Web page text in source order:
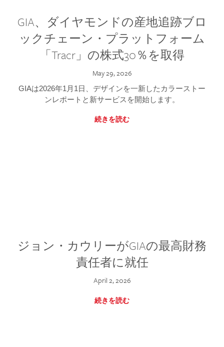
GIA、ダイヤモンドの産地追跡ブロ
ックチェーン・プラットフォーム
「Tracr」の株式30％を取得
May 29, 2026
GIAは2026年1月1日、デザインを一新したカラーストー
ンレポートと新サービスを開始します。
続きを読む
ジョン・カウリーがGIAの最高財務
責任者に就任
April 2, 2026
続きを読む